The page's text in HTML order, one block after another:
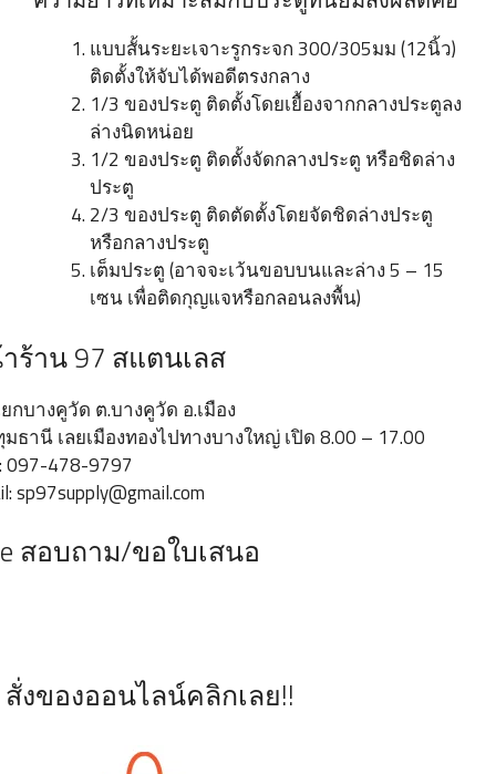
แบบสั้นระยะเจาะรูกระจก 300/305มม (12นิ้ว)
ติดตั้งให้จับได้พอดีตรงกลาง
1/3 ของประตู ติดตั้งโดยเยื้องจากกลางประตูลง
ล่างนิดหน่อย
1/2 ของประตู ติดตั้งจัดกลางประตู หรือชิดล่าง
ประตู
2/3 ของประตู ติดตัดตั้งโดยจัดชิดล่างประตู
หรือกลางประตู
เต็มประตู (อาจจะเว้นขอบบนและล่าง 5 – 15
เซน เพื่อติดกุญแจหรือกลอนลงพื้น)
ร้าน 97 สแตนเลส
กบางคูวัด ต.บางคูวัด อ.เมือง
ธานี เลยเมืองทองไปทางบางใหญ่ เปิด 8.00 – 17.00
097-478-9797
sp97supply@gmail.com
สอบถาม/ขอใบเสนอ
สั่งของออนไลน์คลิกเลย!!